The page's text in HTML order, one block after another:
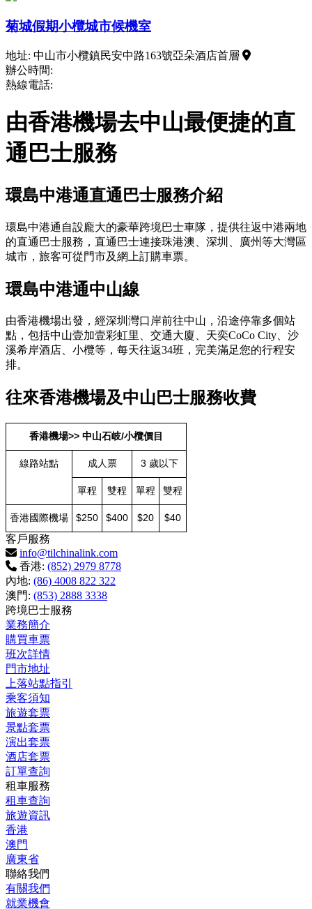
菊城假期小欖城市候機室
地址: 中山市小欖鎮民安中路163號亞朵酒店首層
辦公時間:
熱線電話:
由香港機場去中山最便捷的直
通巴士服務
環島中港通直通巴士服務介紹
環島中港通自設龐大的豪華跨境巴士車隊，提供往返中港兩地
的直通巴士服務，直通巴士連接珠港澳、深圳、廣州等大灣區
城市，旅客可從門市及網上訂購車票。
環島中港通中山線
由香港機場出發，經深圳灣口岸前往中山，沿途停靠多個站
點，包括中山壹加壹彩虹里、交通大廈、天奕CoCo City、沙
溪希岸酒店、小欖等，每天往返34班，完美滿足您的行程安
排。
往來香港機場及中山巴士服務收費
香港機場>> 中山石岐/小欖價目
線路站點 成人票 3 歲以下
單程 雙程 單程 雙程
香港國際機場 $250 $400 $20 $40
客戶服務
info@tilchinalink.com
香港: (852) 2979 8778
內地: (86) 4008 822 322
澳門: (853) 2888 3338
跨境巴士服務
業務簡介
購買車票
班次詳情
門市地址
上落站點指引
乘客須知
旅遊套票
景點套票
演出套票
酒店套票
訂單查詢
租車服務
租車查詢
旅遊資訊
香港
澳門
廣東省
聯絡我們
有關我們
就業機會